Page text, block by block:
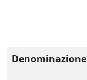
Denominazione